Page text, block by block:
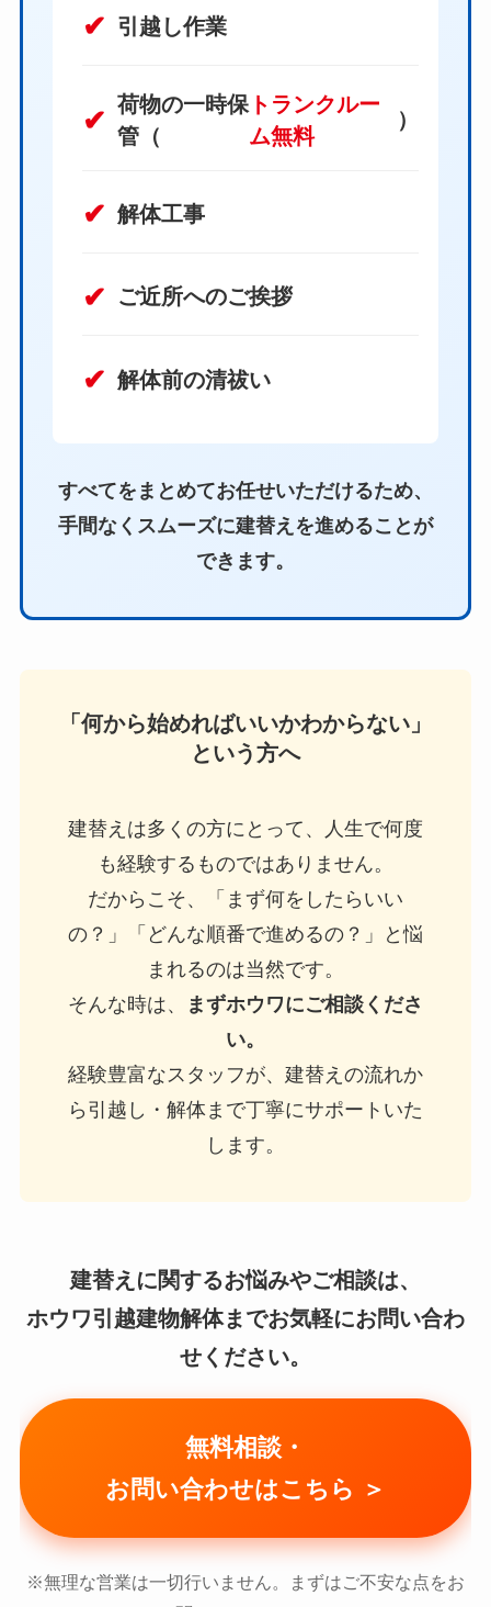
引越し作業
荷物の一時保
管（
トランクルー
ム無料
）
解体工事
ご近所へのご挨拶
解体前の清祓い
すべてをまとめてお任せいただけるため、
手間なくスムーズに建替えを進めることが
できます。
「何から始めればいいかわからない」
という方へ
建替えは多くの方にとって、人生で何度
も経験するものではありません。
だからこそ、「まず何をしたらいい
の？」「どんな順番で進めるの？」と悩
まれるのは当然です。
そんな時は、
まずホウワにご相談くださ
い。
経験豊富なスタッフが、建替えの流れか
ら引越し・解体まで丁寧にサポートいた
します。
建替えに関するお悩みやご相談は、
ホウワ引越建物解体までお気軽にお問い合わ
せください。
無料相談・
お問い合わせはこちら ＞
※無理な営業は一切行いません。まずはご不安な点をお